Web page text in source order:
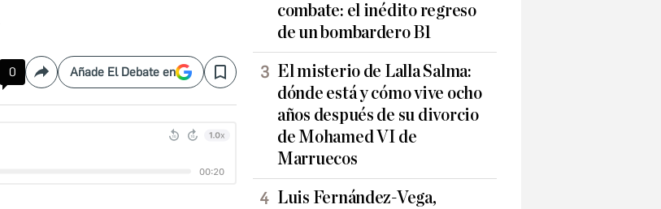
0 CompartirAñade El Debate en Save
combate: el inédito regreso
de un bombardero B1
El misterio de Lalla Salma:
dónde está y cómo vive ocho
años después de su divorcio
de Mohamed VI de
Marruecos
Luis Fernández-Vega,